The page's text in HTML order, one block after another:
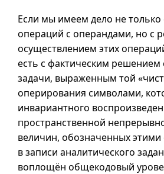
Если мы имеем дело не только
операций с операндами, но с
осуществлением этих
есть с фактическим решением
задачи, выраженным той
оперирования символами,
инвариантного
пространственной
величин, обозначенных
в записи аналитического
воплощён общекодовый